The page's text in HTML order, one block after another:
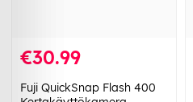
€30.99
Fuji QuickSnap Flash 400